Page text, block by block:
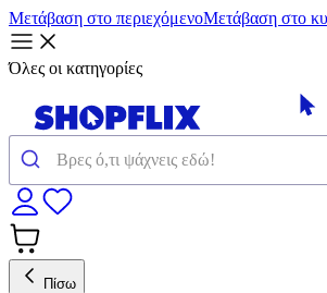
Μετάβαση στο περιεχόμενοΜετάβαση στο
Όλες οι κατηγορίες
Πίσω